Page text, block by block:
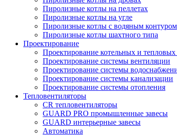
Пиролизные котлы на пеллетах
Пиролизные котлы на угле
Пиролизные котлы с водяным контуром
Пиролизные котлы шахтного типа
Проектирование
Проектирование котельных и тепловых
Проектирование системы вентиляции
Проектирование системы
Проектирование системы канализации
Проектирование системы отопления
Тепловентиляторы
CR тепловентиляторы
GUARD PRO промышленные завесы
GUARD интерьерные завесы
Автоматика